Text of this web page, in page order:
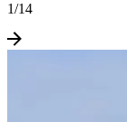
1/14